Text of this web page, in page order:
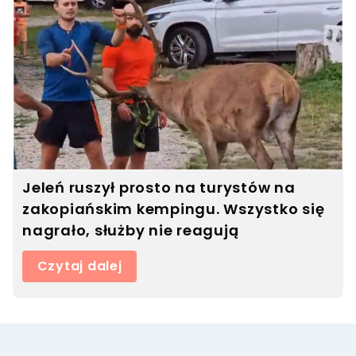
Jeleń ruszył prosto na turystów na
zakopiańskim kempingu. Wszystko się
nagrało, służby nie reagują
Czytaj dalej